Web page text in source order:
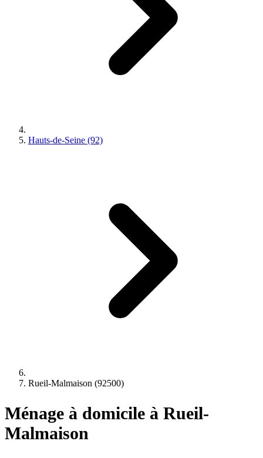
Hauts-de-Seine (92)
Rueil-Malmaison (92500)
Ménage à domicile à Rueil-
Malmaison